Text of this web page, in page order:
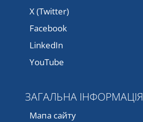
X (Twitter)
Facebook
LinkedIn
YouTube
ЗАГАЛЬНА ІНФОРМАЦІЯ
Мапа сайту